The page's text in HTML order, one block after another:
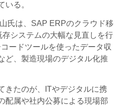
いる。
氏は、SAP ERPのクラウド移
システムの大幅な見直しを行
ードツールを使ったデータ収
ど、製造現場のデジタル化推
たのが、ITやデジタルに携
配属や社内公募による現場部